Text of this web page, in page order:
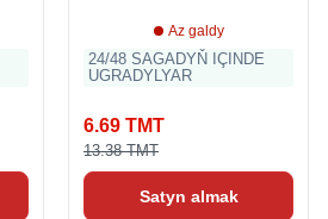
Az galdy
24/48 SAGADYŇ IÇINDE
UGRADYLYAR
6.69 TMT
13.38 TMT
Satyn almak